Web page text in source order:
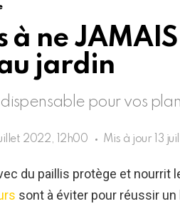
à ne
jardin
pour vos
2022, 12h00 Mis à jour 13
du paillis protège et nourrit
sont à éviter pour réussir un